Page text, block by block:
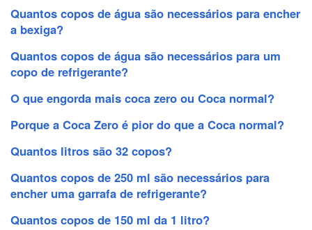
Quantos copos de água são necessários para encher
a bexiga?
Quantos copos de água são necessários para um
copo de refrigerante?
O que engorda mais coca zero ou Coca normal?
Porque a Coca Zero é pior do que a Coca normal?
Quantos litros são 32 copos?
Quantos copos de 250 ml são necessários para
encher uma garrafa de refrigerante?
Quantos copos de 150 ml da 1 litro?